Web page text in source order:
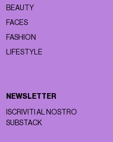
BEAUTY
FACES
FASHION
LIFESTYLE
NEWSLETTER
ISCRIVITI AL NOSTRO
SUBSTACK